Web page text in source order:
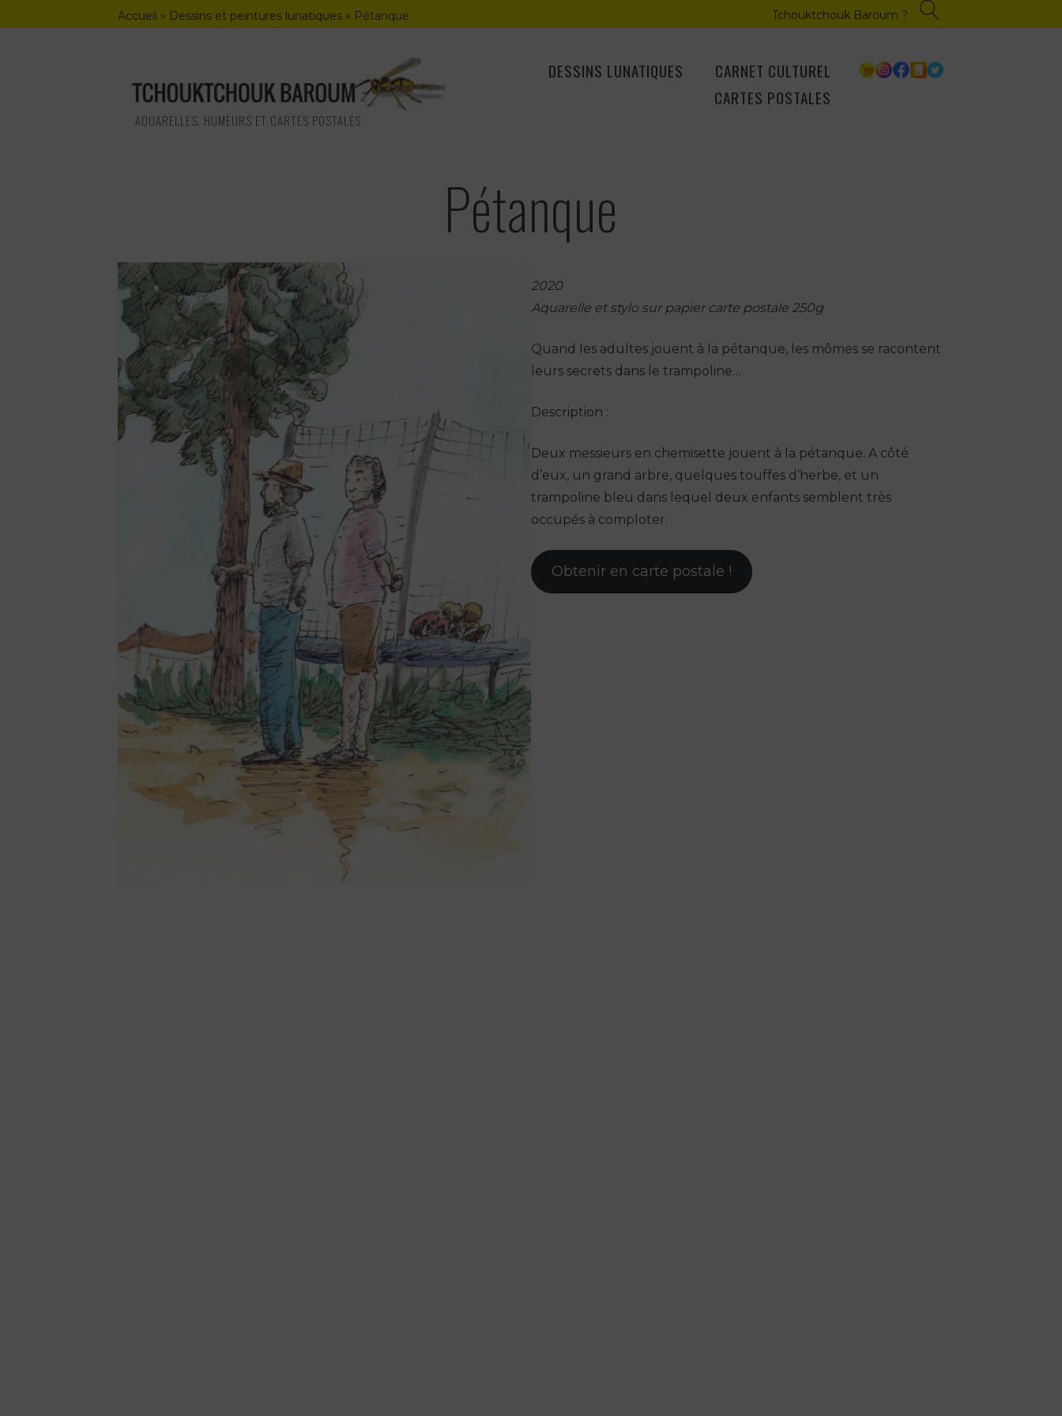
to
Accueil » Dessins et peintures lunatiques » Pétanque Tchouktchouk Baroum ?
AQUARELLES, HUMEURS ET CARTES POSTALES
DESSINS LUNATIQUES
CARNET CULTUREL
CARTES POSTALES
Pétanque
2020
Aquarelle et stylo sur papier carte postale 250g
Quand les adultes jouent à la pétanque, les mômes se racontent
leurs secrets dans le trampoline…
Description :
Deux messieurs en chemisette jouent à la pétanque. A côté
d’eux, un grand arbre, quelques touffes d’herbe, et un
trampoline bleu dans lequel deux enfants semblent très
occupés à comploter.
Obtenir en carte postale !